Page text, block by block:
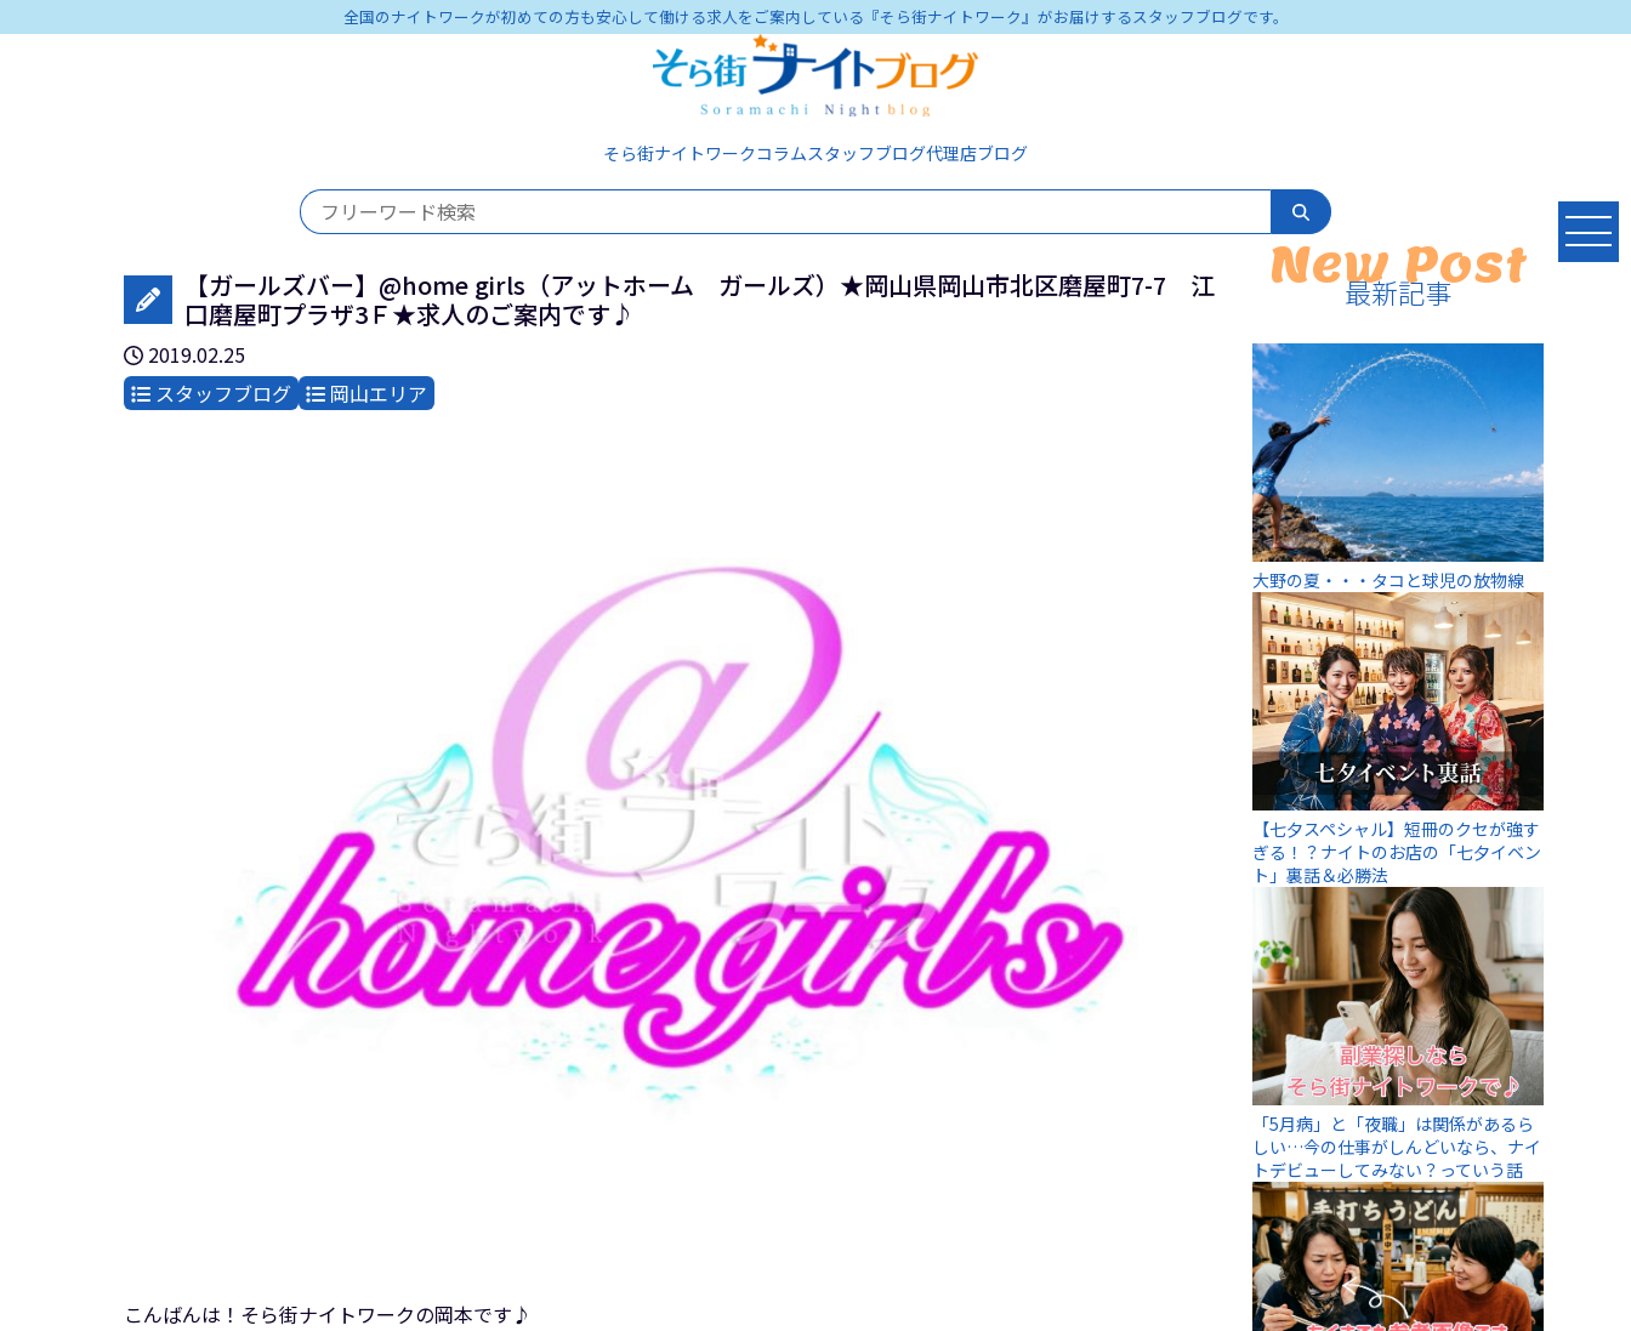
全国のナイトワークが初めての方も安心して働ける求人をご案内している『そら街ナイトワーク』がお届けするスタッフブログです。
そら街ナイトワークコラムスタッフブログ代理店ブログ
【ガールズバー】@home girls（アットホーム ガールズ）★岡山県岡山市北区磨屋町7-7 江
口磨屋町プラザ3Ｆ★求人のご案内です♪
2019.02.25
スタッフブログ
岡山エリア
こんばんは！そら街ナイトワークの岡本です♪
New Post
最新記事
大野の夏・・・タコと球児の放物線
【七夕スペシャル】短冊のクセが強す
ぎる！？ナイトのお店の「七夕イベン
ト」裏話＆必勝法
「5月病」と「夜職」は関係があるら
しい…今の仕事がしんどいなら、ナイ
トデビューしてみない？っていう話